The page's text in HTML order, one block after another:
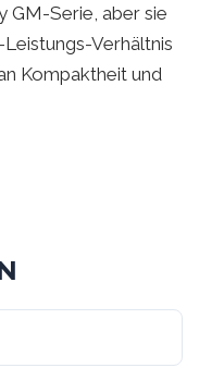
GM-Serie, aber sie
Verhältnis
Kompaktheit und